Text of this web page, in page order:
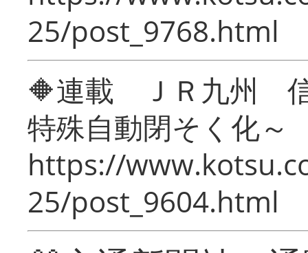
25/post_9768.html
🔶連載 ＪＲ九州 信
特殊自動閉そく化～
https://
25/post_9604.html